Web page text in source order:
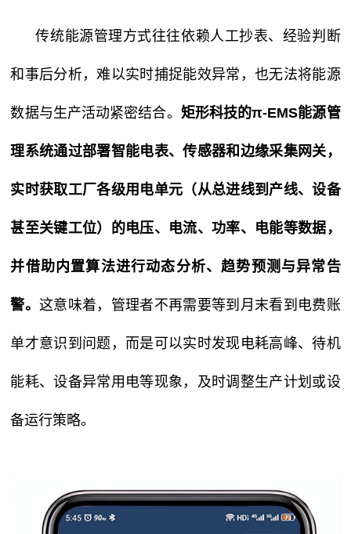
传统能源管理方式往往依赖人工抄表、经验判断
和事后分析，难以实时捕捉能效异常，也无法将能源
数据与生产活动紧密结合。 矩形科技的π-EMS能源管
理系统通过部署智能电表、传感器和边缘采集网关，
实时获取工厂各级用电单元（从总进线到产线、设备
甚至关键工位）的电压、电流、功率、电能等数据，
并借助内置算法进行动态分析、趋势预测与异常告
警。这意味着，管理者不再需要等到月末看到电费账
单才意识到问题，而是可以实时发现电耗高峰、待机
能耗、设备异常用电等现象，及时调整生产计划或设
备运行策略。